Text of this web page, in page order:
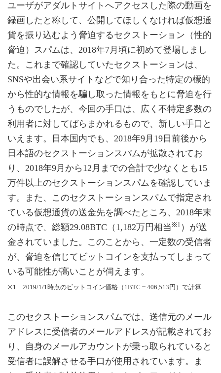
ユーザがアダルトサイトへアクセスした際の動画を
録画したと称して、公開してほしくなければ仮想通
貨を振り込むよう脅迫するセクストーション（性的
脅迫）スパムは、2018年7月頃に初めて登場しまし
た。これまで確認していたセクストーションは、
SNSや出会い系サイトなどで知り合った特定の標的
から性的な情報を騙し取った情報をもとに脅迫を行
うものでしたが、今回の手口は、広く不特定多数の
利用者に対してばらまかれるもので、新しい手口と
いえます。日本国内でも、2018年9月19日前後から
日本語のセクストーションスパムが拡散されてお
り、2018年9月から12月までの合計で少なくとも15
万件以上のセクストーションスパムを確認していま
す。また、このセクストーションスパムで指定され
ている仮想通貨の送金先を調べたところ、2018年末
の時点で、総額29.08BTC（1,182万円相当※1 ）が送
金されていました。このことから、一定数の受信者
が、脅迫を信じてビットコインを支払ってしまって
いる可能性が高いことが伺えます。
※1 2019/1/1時点のビットコイン価格（1BTC＝406,513円）で計算
このセクストーションスパムでは、送信元のメール
アドレスに受信者のメールアドレスが記載されてお
り、自身のメールアカウントが乗っ取られていると
受信者に誤解させる手口が使用されています。ま